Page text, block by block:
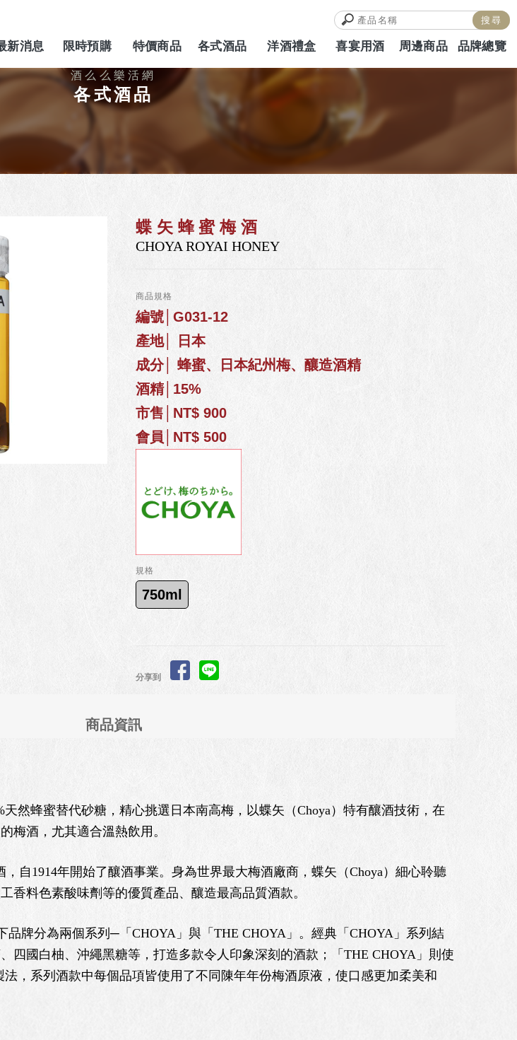
新消息
NEWS
限時預購
PREORDER
特價商品
SPECIAL
各式酒品 洋酒禮盒
HAMPERS
喜宴用酒
WEDDING
周邊商品 品牌總覽
各式酒品
蝶矢蜂蜜梅酒
CHOYA ROYAI HONEY
商品規格
編號│G031-12
產地│ 日本
成分│ 蜂蜜、日本紀州梅、釀造酒精
酒精│15%
市售│NT$ 900
會員│NT$ 500
規格
750ml
分享到
商品資訊
蜂蜜替代砂糖，精心挑選日本南高梅，以蝶矢（Choya）特有釀酒技術，在
梅酒，尤其適合溫熱飲用。
1914年開始了釀酒事業。身為世界最大梅酒廠商，蝶矢（Choya）細心聆聽
香料色素酸味劑等的優質產品、釀造最高品質酒款。
牌分為兩個系列─「CHOYA」與「THE CHOYA」。經典「CHOYA」系列結
四國白柚、沖繩黑糖等，打造多款令人印象深刻的酒款；「THE CHOYA」則使
，系列酒款中每個品項皆使用了不同陳年年份梅酒原液，使口感更加柔美和